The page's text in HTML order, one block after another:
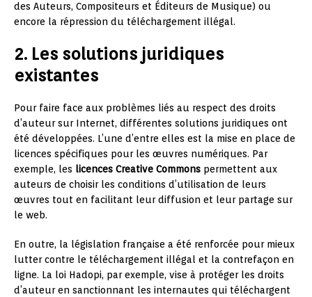
des Auteurs, Compositeurs et Éditeurs de Musique) ou
encore la répression du téléchargement illégal.
2. Les solutions juridiques
existantes
Pour faire face aux problèmes liés au respect des droits
d’auteur sur Internet, différentes solutions juridiques ont
été développées. L’une d’entre elles est la mise en place de
licences spécifiques pour les œuvres numériques. Par
exemple, les licences Creative Commons permettent aux
auteurs de choisir les conditions d’utilisation de leurs
œuvres tout en facilitant leur diffusion et leur partage sur
le web.
En outre, la législation française a été renforcée pour mieux
lutter contre le téléchargement illégal et la contrefaçon en
ligne. La loi Hadopi, par exemple, vise à protéger les droits
d’auteur en sanctionnant les internautes qui téléchargent